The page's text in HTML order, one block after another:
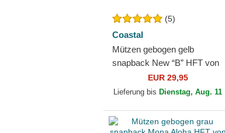
(5)
Coastal
Mützen gebogen gelb
snapback New “B” HFT von
EUR 29,95
Lieferung bis Dienstag, Aug. 11